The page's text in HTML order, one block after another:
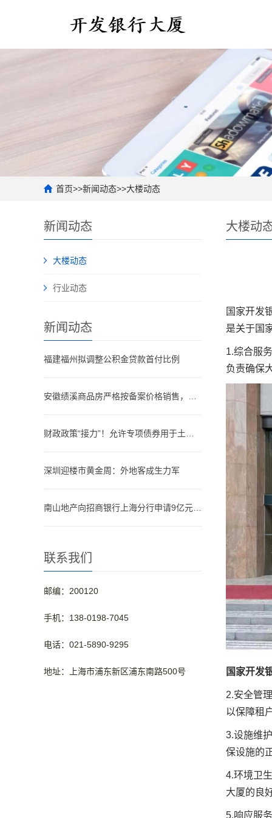
首页>>新闻动态>>大楼动态
新闻动态
大楼动态
行业动态
新闻动态
福建福州拟调整公积金贷款首付比例
深圳迎楼市黄金周：外地客成生力军
联系我们
邮编：200120
手机：138-0198-7045
电话：021-5890-9295
地址：上海市浦东新区浦东南路500号
大楼动
国家开发
是关于国
1.综合服
负责确保
国家开发
2.安全管
以保障租
3.设施维
保设施的
4.环境卫
大厦的良
5.响应服